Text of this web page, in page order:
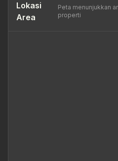
Lokasi
Area
Peta menunjukkan
properti